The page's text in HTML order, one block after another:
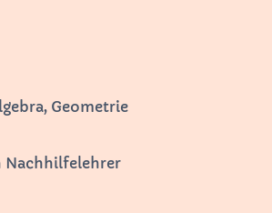
Geometrie
Nachhilfelehrer